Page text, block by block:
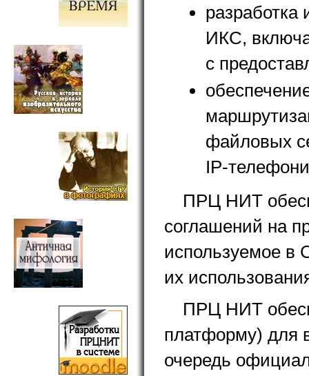
разработка
ИКС,
с
файловых
IP-
ПРЦ НИТ
соглашений на
используемое в
их
ПРЦ НИТ
платформу) для
очередь